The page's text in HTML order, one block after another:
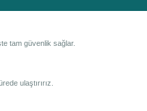
tam güvenlik sağlar.
ulaştırırız.